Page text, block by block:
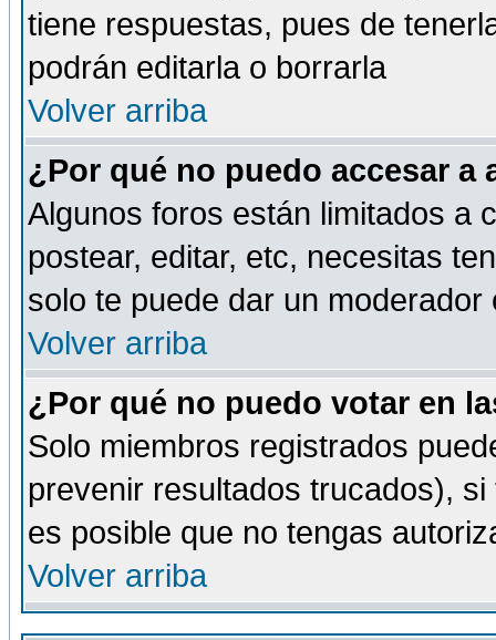
tiene respuestas, pues de
podrán editarla o borrarla
Volver arriba
¿Por qué no puedo accesar a
Algunos foros están limitados a
postear, editar, etc, necesitas
solo te puede dar un
Volver arriba
¿Por qué no puedo votar en
Solo miembros registrados
prevenir resultados trucados),
es posible que no tengas
Volver arriba